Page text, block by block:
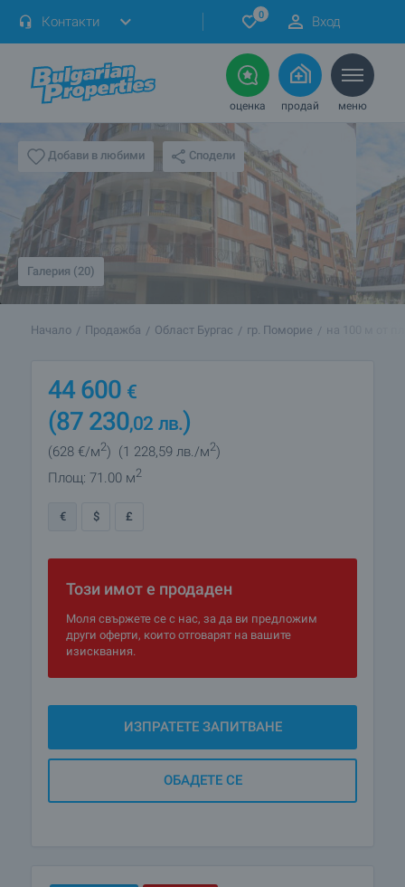
Контакти 0 Вход
оценка продай меню
Добави в любими Сподели
Галерия (20)
Начало Продажба Област Бургас гр. Поморие на 100 м от
44 600 €
(87 230,02 лв.)
(628 €/м2) (1 228,59 лв./м2)
Площ: 71.00 м2
€ $ £
Този имот е продаден
Моля свържете се с нас, за да ви предложим
други оферти, които отговарят на вашите
изисквания.
ИЗПРАТЕТЕ ЗАПИТВАНЕ
ОБАДЕТЕ СЕ